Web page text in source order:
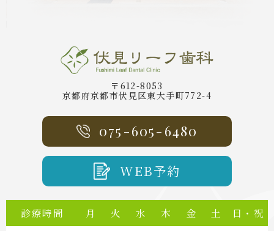
〒612-8053
京都府京都市伏見区東大手町772-4
075-605-6480
WEB予約
診療時間 月 火 水 木 金 土
日・祝